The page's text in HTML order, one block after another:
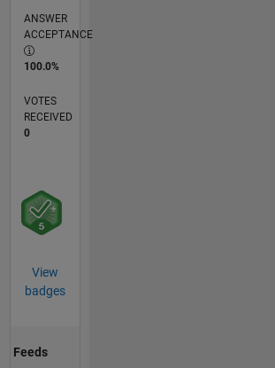
ANSWER
ACCEPTANCE
100.0%
VOTES
RECEIVED
0
View
badges
Feeds